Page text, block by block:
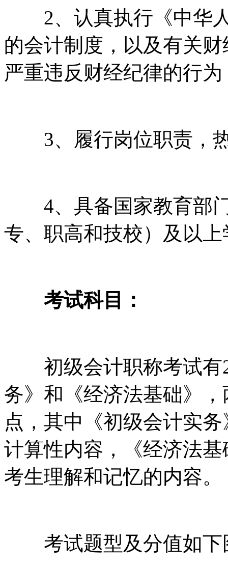
2、认真执行《中华人
的会计制度，以及有关
严重违反财经纪律的行为
3、履行岗位职责，
4、具备国家教育部门
专、职高和技校）及以上
考试科目：
初级会计职称考试有2
务》和《经济法基础》
点，其中《初级会计实
计算性内容，《经济法
考生理解和记忆的内容。
考试题型及分值如下